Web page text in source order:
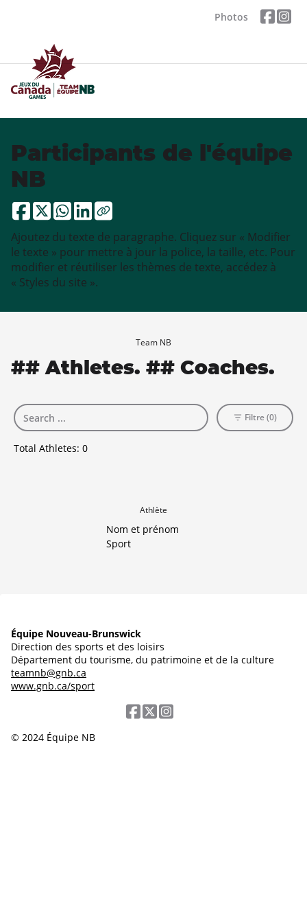
Photos
Participants de l'équipe
NB
Ajoutez du texte de paragraphe. Cliquez sur « Modifier
le texte » pour mettre à jour la police, la taille, etc. Pour
modifier et réutiliser les thèmes de texte, accédez à
« Styles du site ».
Team NB
## Athletes. ## Coaches.
Total Athletes: 0
Filtre (0)
Athlète
Nom et prénom
Sport
Équipe Nouveau-Brunswick
Direction des sports et des loisirs
Département du tourisme, du patrimoine et de la culture
teamnb@gnb.ca
www.gnb.ca/sport
© 2024 Équipe NB